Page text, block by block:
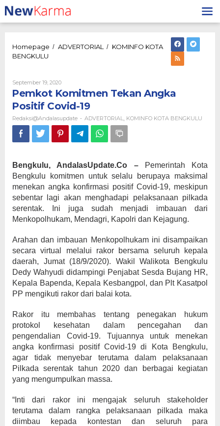
Lewati
ke
konten
Homepage / ADVERTORIAL / KOMINFO KOTA
BENGKULU
Angka
Positif
19
September 19, 2020Oleh
Redaksi@andalasupdate
Pemkot Komitmen Tekan Angka
Positif Covid-19
Redaksi@andalasupdate - ADVERTORIAL KOMINFO KOTA BENGKULU
Bengkulu, AndalasUpdate.Co –Pemerintah Kota
Bengkulu komitmen untuk selalu berupaya maksimal
menekan angka konfirmasi positif Covid-19, meskipun
sebentar lagi akan menghadapi pelaksanaan pilkada
serentak. Ini juga sudah menjadi imbauan dari
Menkopolhukam, Mendagri, Kapolri dan Kejagung.
Arahan dan imbauan Menkopolhukam ini disampaikan
secara virtual melalui rakor bersama seluruh kepala
daerah, Jumat (18/9/2020). Wakil Walikota Bengkulu
Dedy Wahyudi didampingi Penjabat Sesda Bujang HR,
Kepala Bapenda, Kepala Kesbangpol, dan Plt Kasatpol
PP mengikuti rakor dari balai kota.
Rakor itu membahas tentang penegakan hukum
protokol kesehatan dalam pencegahan dan
pengendalian Covid-19. Tujuannya untuk menekan
angka konfirmasi positif Covid-19 di Kota Bengkulu,
agar tidak menyebar terutama dalam pelaksanaan
Pilkada serentak tahun 2020 dan berbagai kegiatan
yang mengumpulkan massa.
“Inti dari rakor ini mengajak seluruh stakeholder
terutama dalam rangka pelaksanaan pilkada maka
diimbau kepada kontestan dan seluruh para